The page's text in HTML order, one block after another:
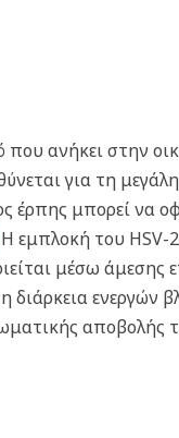
που ανήκει στην
για τη
έρπης μπορεί να
εμπλοκή του HSV-
μέσω άμεσης
διάρκεια ενεργών
αποβολής